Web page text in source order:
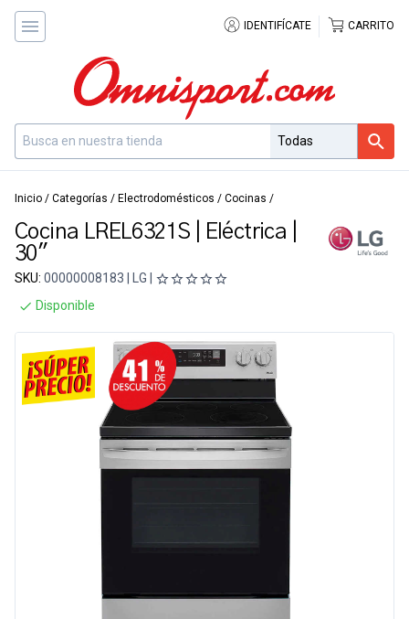
IDENTIFÍCATE CARRITO
Inicio / Categorías / Electrodomésticos / Cocinas /
Cocina LREL6321S | Eléctrica |
30"
SKU: 00000008183 | LG |
Disponible